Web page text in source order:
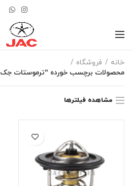
خانه
فروشگاه
محصولات برچسب خورده “ترموستات جک JAC J5 اصل”
مشاهده فیلترها